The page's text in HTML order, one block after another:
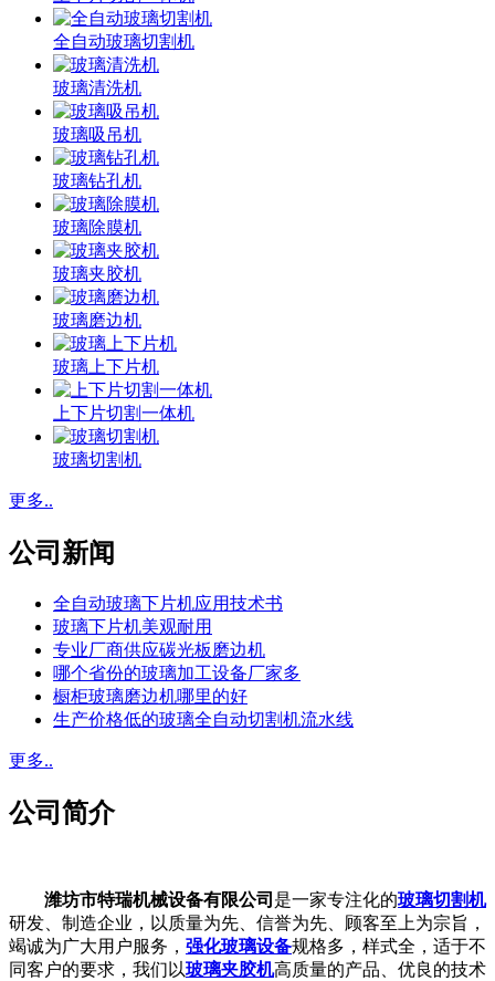
全自动玻璃切割机
玻璃清洗机
玻璃吸吊机
玻璃钻孔机
玻璃除膜机
玻璃夹胶机
玻璃磨边机
玻璃上下片机
上下片切割一体机
玻璃切割机
更多..
公司新闻
全自动玻璃下片机应用技术书
玻璃下片机美观耐用
专业厂商供应碳光板磨边机
哪个省份的玻璃加工设备厂家多
橱柜玻璃磨边机哪里的好
生产价格低的玻璃全自动切割机流水线
更多..
公司简介
潍坊市特瑞机械设备有限公司 是一家专注化的玻璃切割机
研发、制造企业，以质量为先、信誉为先、顾客至上为宗旨，
竭诚为广大用户服务， 强化玻璃设备规格多，样式全，适于不
同客户的要求，我们以玻璃夹胶机高质量的产品、优良的技术